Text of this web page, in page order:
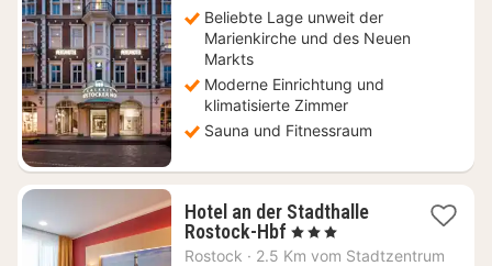
€
Beliebte Lage unweit der
Marienkirche und des Neuen
Markts
Moderne Einrichtung und
klimatisierte Zimmer
Sauna und Fitnessraum
Hotel an der Stadthalle
Rostock-Hbf 1
Nacht
, 3 Sterne
Rostock · 2.5 Km vom Stadtzentrum